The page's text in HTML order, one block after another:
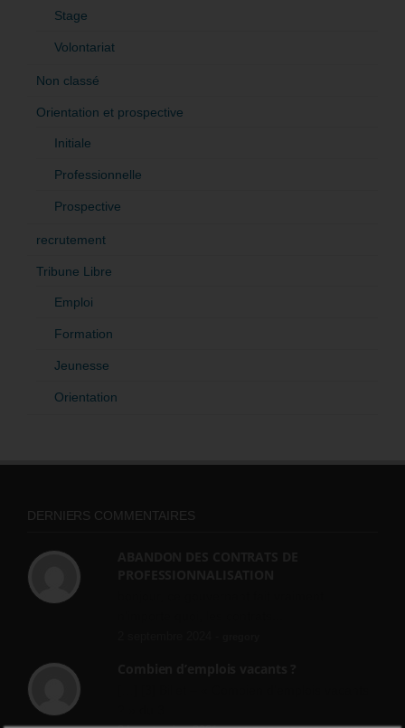
Stage
Volontariat
Non classé
Orientation et prospective
Initiale
Professionnelle
Prospective
recrutement
Tribune Libre
Emploi
Formation
Jeunesse
Orientation
DERNIERS COMMENTAIRES